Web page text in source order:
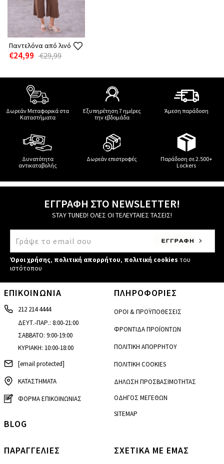
Παντελόνα από λινό
€24,99 €29,99
Δωρεάν Μεταφορικά στα
Καταστήματα
Εξυπηρέτηση 7 ημέρες
την εβδομάδα
Άμεση παράδοση
Δυνατότητα
αντικαταβολής
Δωρεάν επιστροφές
Παράδοση σε 2.500+
Lockers
ΕΓΓΡΑΦΗ ΣΤΟ NEWSLETTER!
STAY TUNED! ΟΛΕΣ ΟΙ ΤΕΛΕΥΤΑΙΕΣ ΤΑΣΕΙΣ!
Όροι χρήσης, πολιτική απορρήτου, πολιτική cookies του
ιστότοπου
ΕΠΙΚΟΙΝΩΝΙΑ
212 214 4444
ΔΕΥΤ.-ΠΑΡ.: 8:00-21:00
ΣΑΒΒΑΤΟ: 9:00-19:00
ΚΥΡΙΑΚΗ: 10:00-18:00
[email protected]
ΚΑΤΑΣΤΗΜΑΤΑ
ΦΟΡΜΑ ΕΠΙΚΟΙΝΩΝΙΑΣ
ΠΑΡΑΓΓΕΛΙΕΣ
ΠΛΗΡΟΦΟΡΙΕΣ
ΟΡΟΙ & ΠΡΟΫΠΟΘΕΣΕΙΣ
ΦΡΟΝΤΙΔΑ ΠΡΟΪΟΝΤΩΝ
ΠΟΛΙΤΙΚΗ ΑΠΟΡΡΗΤΟΥ
ΠΟΛΙΤΙΚΗ COOKIES
ΔΗΛΩΣΗ ΠΡΟΣΒΑΣΙΜΟΤΗΤΑΣ
ΟΔΗΓΟΣ ΜΕΓΕΘΩΝ
SITEMAP
ΣΧΕΤΙΚΑ ΜΕ ΕΜΑΣ
BLOG